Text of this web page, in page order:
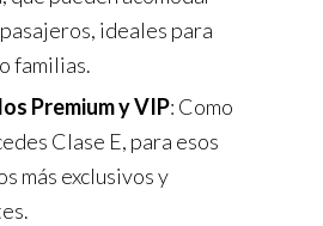
ideales para
familias.
Premium y VIP: Como
Clase E, para esos
más exclusivos y